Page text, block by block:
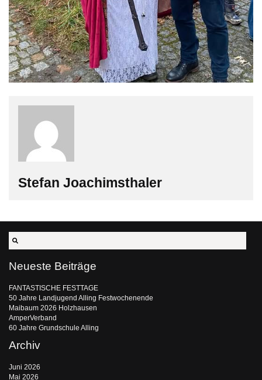
Stefan Joachimsthaler
Neueste Beiträge
FANTASTISCHE FESTTAGE
50 Jahre Landjugend Alling Festwochenende
Maibaum 2026 Holzhausen
AmperVerband
60 Jahre Grundschule Alling
Archiv
Juni 2026
Mai 2026